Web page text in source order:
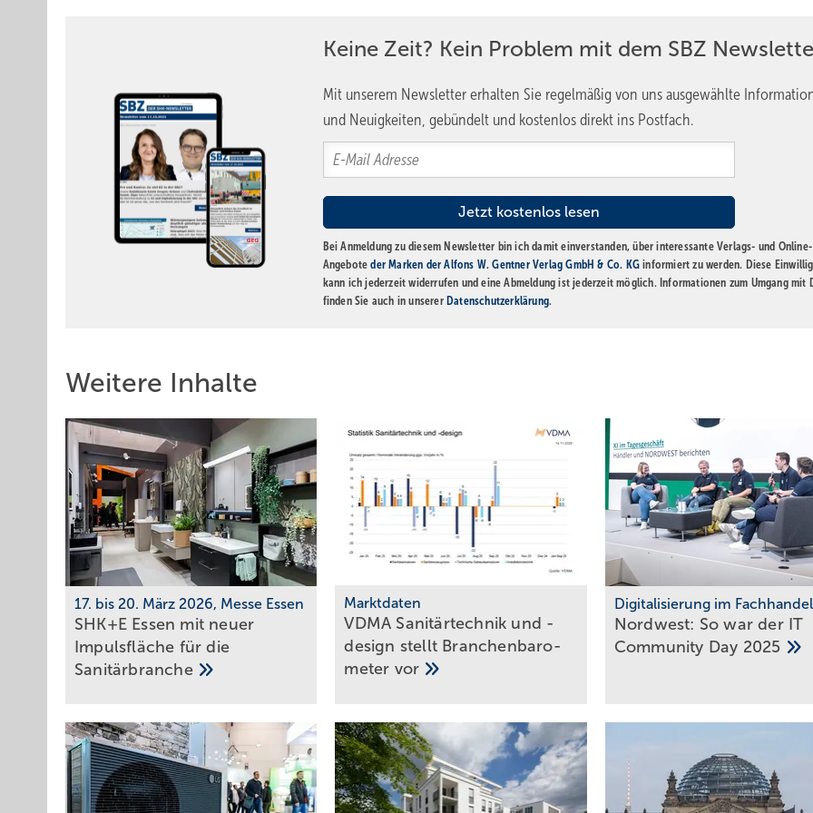
Keine Zeit? Kein Problem mit dem SBZ
Mit unserem Newsletter erhalten Sie regelmäßig von uns ausgewählte
und Neuigkeiten, gebündelt und kostenlos direkt ins Postfach.
Bei Anmeldung zu diesem Newsletter bin ich damit einverstanden, über interessante Verlags- und Online-
Angeboteder Marken der Alfons W. Gentner Verlag GmbH & Co. KG informiert zu werden. Diese
kann ich jederzeit widerrufen und eine Abmeldung ist jederzeit möglich. Informationen zum Umgang mit
finden Sie auch in unserer Datenschutzerklärung.
Weitere Inhalte
17. bis 20. März 2026, Messe Essen
SHK+E Essen mit neuer
Impuls­fläche für die
Sani­tär­branche
Marktdaten
VDMA Sanitärtechnik und -
design stellt Bran­chen­ba­ro­
meter vor
Digitalisierung im Fachhandel
Nordwest: So war der IT
Community Day 2025